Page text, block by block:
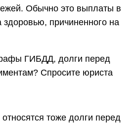
Обычно это выплаты в
причиненного на
ГИБДД, долги перед
Спросите юриста
тоже долги перед